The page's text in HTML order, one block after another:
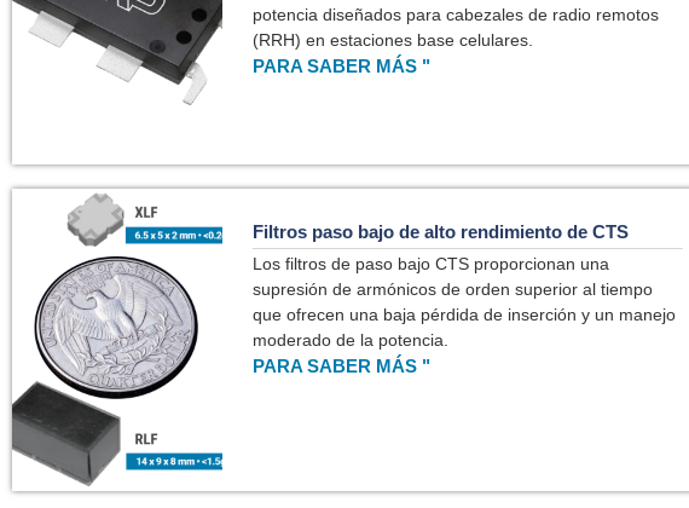
potencia diseñados para cabezales de radio remotos
(RRH) en estaciones base celulares.
PARA SABER MÁS "
Filtros paso bajo de alto rendimiento de CTS
Los filtros de paso bajo CTS proporcionan una
supresión de armónicos de orden superior al tiempo
que ofrecen una baja pérdida de inserción y un manejo
moderado de la potencia.
PARA SABER MÁS "